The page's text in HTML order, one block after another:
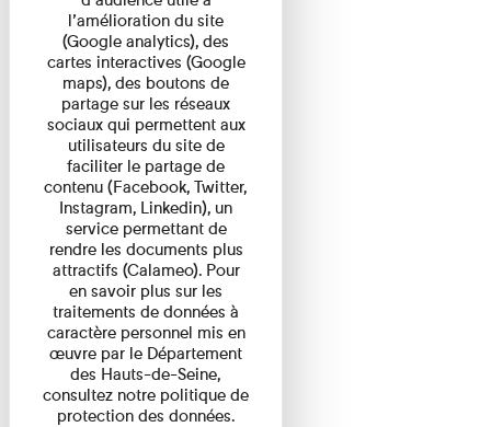
l’amélioration du site
(Google analytics), des
cartes interactives (Google
maps), des boutons de
partage sur les réseaux
sociaux qui permettent aux
utilisateurs du site de
faciliter le partage de
contenu (Facebook, Twitter,
Instagram, Linkedin), un
service permettant de
rendre les documents plus
attractifs (Calameo). Pour
en savoir plus sur les
traitements de données à
caractère personnel mis en
œuvre par le Département
des Hauts-de-Seine,
consultez notre politique de
protection des données.